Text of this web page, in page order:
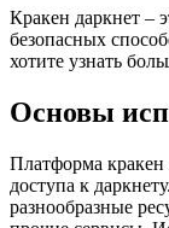
Кракен даркнет –
безопасных
хотите узнать
Основы
Платформа
доступа к
разнообразные